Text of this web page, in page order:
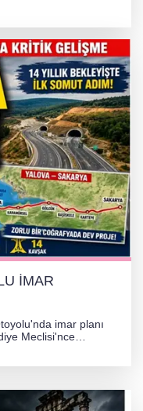
feci kaza:
PEKİ EMEĞİN
PANİK!
İMAR
İMAR
imar planı
Meclisi'nce